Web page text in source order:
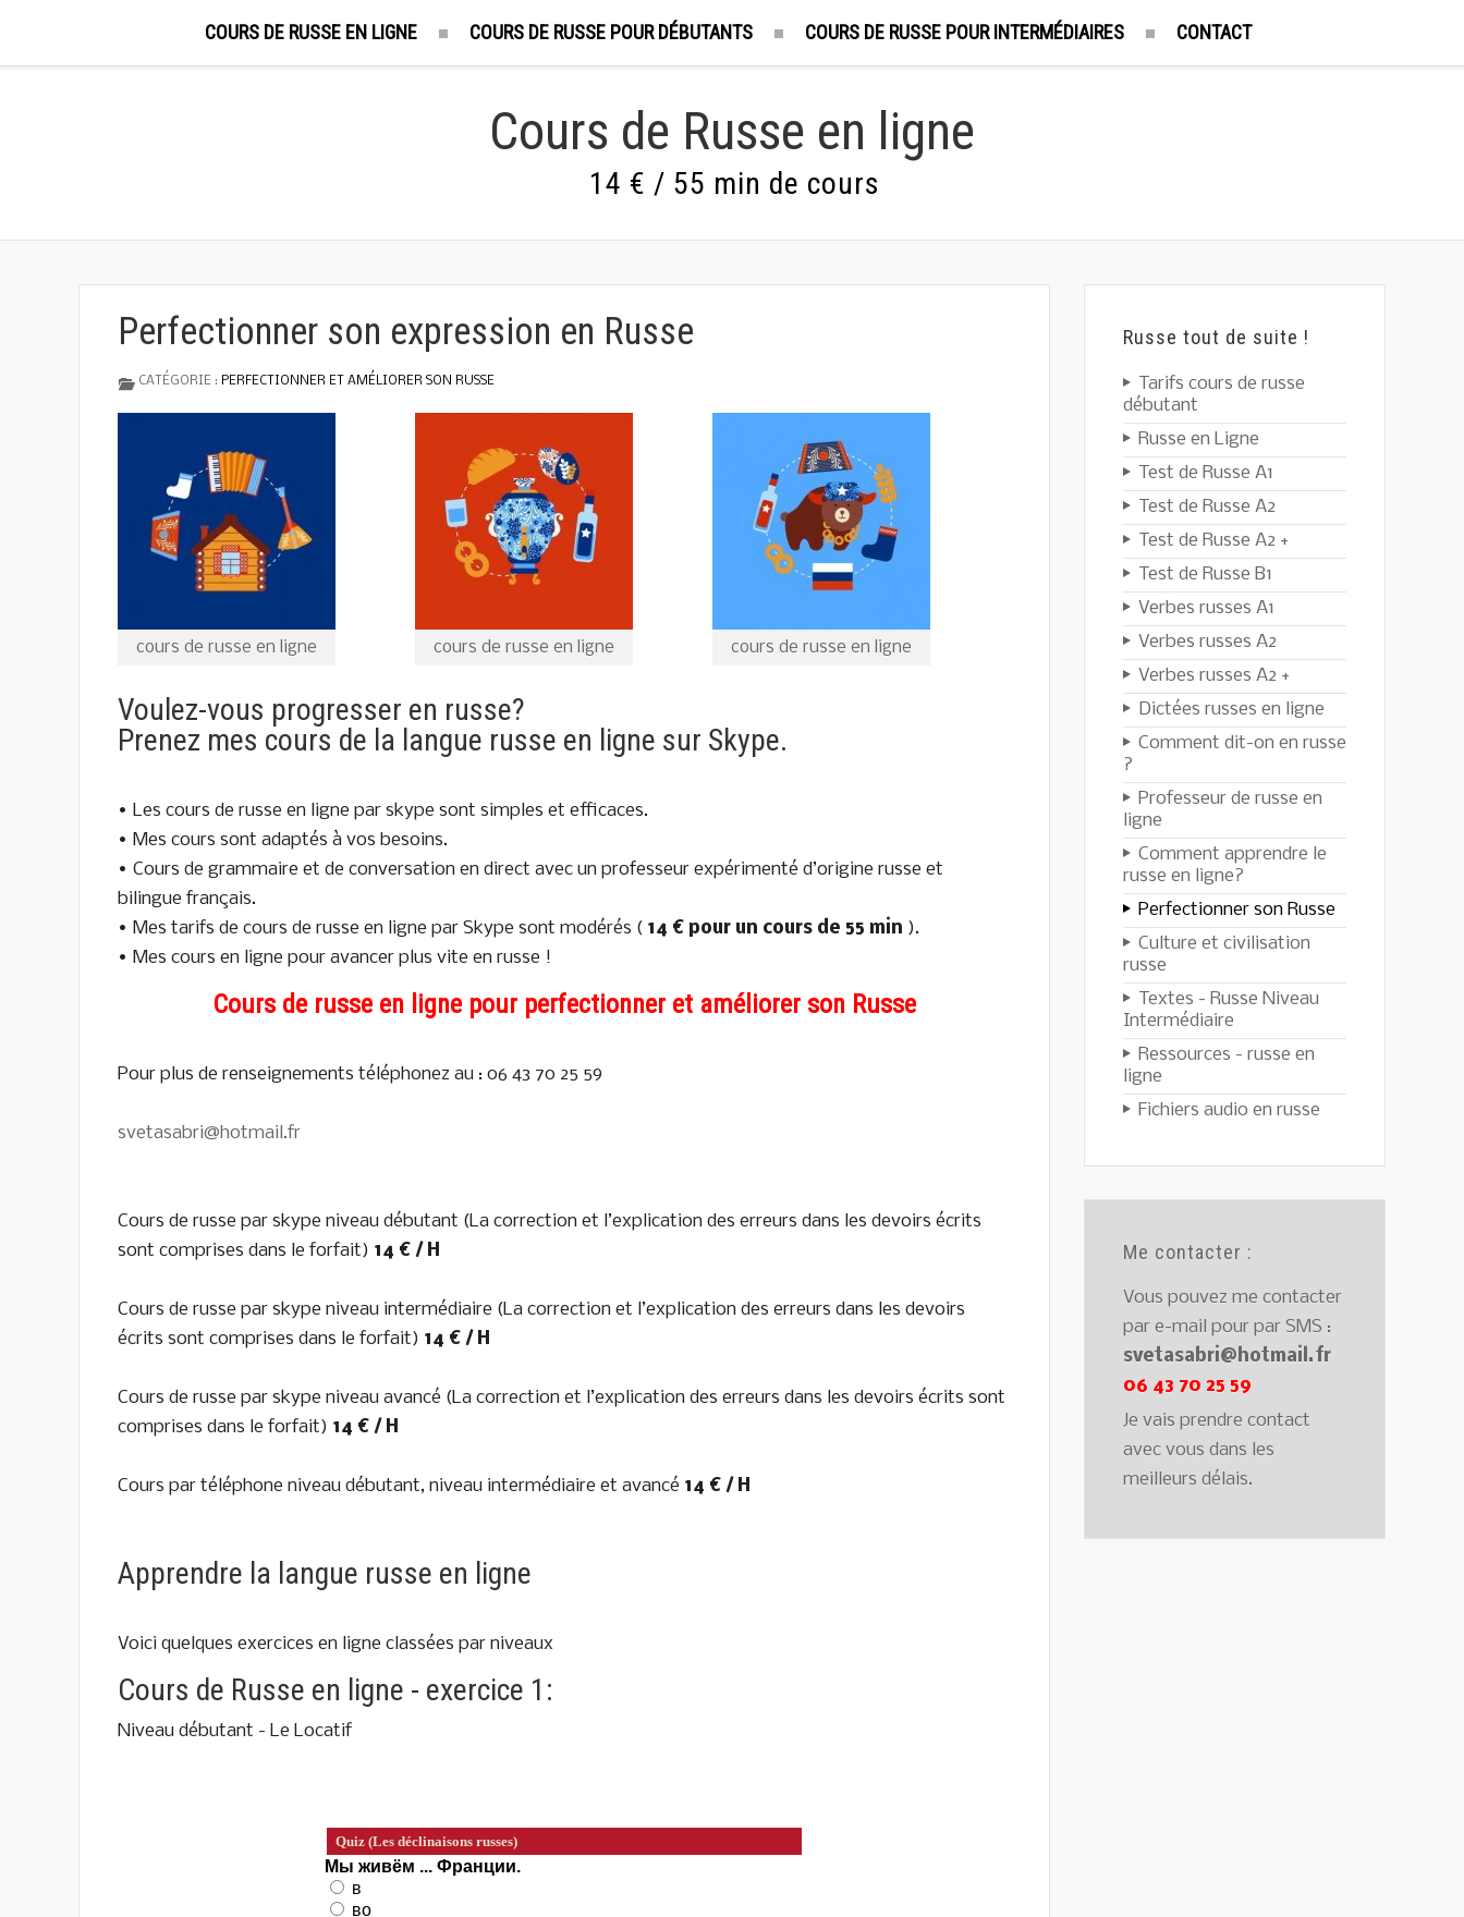
COURS DE RUSSE EN LIGNE COURS DE RUSSE POUR DÉBUTANTS COURS DE RUSSE POUR INTERMÉDIAIRES CONTACT
Cours de Russe en ligne
14 € / 55 min de cours
Perfectionner son expression en Russe
CATÉGORIE : PERFECTIONNER ET AMÉLIORER SON RUSSE
cours de russe en ligne cours de russe en ligne cours de russe en ligne
Voulez-vous progresser en russe?
Prenez mes cours de la langue russe en ligne sur Skype.
• Les cours de russe en ligne par skype sont simples et efficaces.
• Mes cours sont adaptés à vos besoins.
• Cours de grammaire et de conversation en direct avec un professeur expérimenté d’origine russe et
bilingue français.
• Mes tarifs de cours de russe en ligne par Skype sont modérés ( 14 € pour un cours de 55 min ).
• Mes cours en ligne pour avancer plus vite en russe !
Cours de russe en ligne pour perfectionner et améliorer son Russe
Pour plus de renseignements téléphonez au : 06 43 70 25 59
svetasabri@hotmail.fr
Cours de russe par skype niveau débutant (La correction et l’explication des erreurs dans les devoirs écrits
sont comprises dans le forfait) 14 € / H
Cours de russe par skype niveau intermédiaire (La correction et l’explication des erreurs dans les devoirs
écrits sont comprises dans le forfait) 14 € / H
Cours de russe par skype niveau avancé (La correction et l’explication des erreurs dans les devoirs écrits sont
comprises dans le forfait) 14 € / H
Cours par téléphone niveau débutant, niveau intermédiaire et avancé 14 € / H
Apprendre la langue russe en ligne
Voici quelques exercices en ligne classées par niveaux
Cours de Russe en ligne - exercice 1:
Niveau débutant - Le Locatif
Russe tout de suite !
Tarifs cours de russe
débutant
Russe en Ligne
Test de Russe A1
Test de Russe A2
Test de Russe A2 +
Test de Russe B1
Verbes russes A1
Verbes russes A2
Verbes russes A2 +
Dictées russes en ligne
Comment dit-on en russe
?
Professeur de russe en
ligne
Comment apprendre le
russe en ligne?
Perfectionner son Russe
Culture et civilisation
russe
Textes - Russe Niveau
Intermédiaire
Ressources - russe en
ligne
Fichiers audio en russe
Me contacter :
Vous pouvez me contacter
par e-mail pour par SMS :
svetasabri@hotmail.fr
06 43 70 25 59
Je vais prendre contact
avec vous dans les
meilleurs délais.